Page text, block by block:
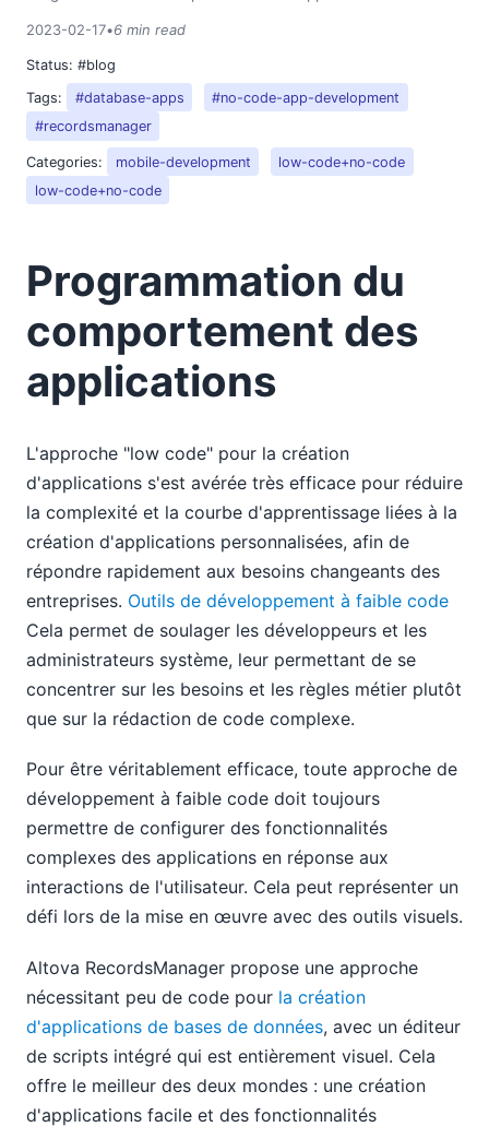
2023-02-17•6 min read
Status: #blog
Tags:
#database-apps
#no-code-app-development
#recordsmanager
Categories: mobile-development
low-code+no-code
low-code+no-code
Programmation du
comportement des
applications
L'approche "low code" pour la création
d'applications s'est avérée très efficace pour réduire
la complexité et la courbe d'apprentissage liées à la
création d'applications personnalisées, afin de
répondre rapidement aux besoins changeants des
entreprises. Outils de développement à faible code
Cela permet de soulager les développeurs et les
administrateurs système, leur permettant de se
concentrer sur les besoins et les règles métier plutôt
que sur la rédaction de code complexe.
Pour être véritablement efficace, toute approche de
développement à faible code doit toujours
permettre de configurer des fonctionnalités
complexes des applications en réponse aux
interactions de l'utilisateur. Cela peut représenter un
défi lors de la mise en œuvre avec des outils visuels.
Altova RecordsManager propose une approche
nécessitant peu de code pour la création
d'applications de bases de données, avec un éditeur
de scripts intégré qui est entièrement visuel. Cela
offre le meilleur des deux mondes : une création
d'applications facile et des fonctionnalités